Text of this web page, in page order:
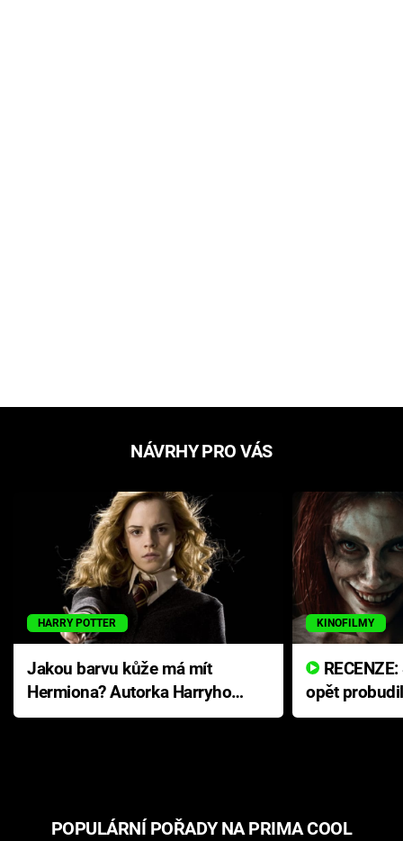
NÁVRHY PRO VÁS
HARRY POTTER
Jakou barvu kůže má mít
Hermiona? Autorka Harryho
Pottera přišla s ráznou
KINOFILMY
opět
přichází s
POPULÁRNÍ POŘADY NA PRIMA COOL